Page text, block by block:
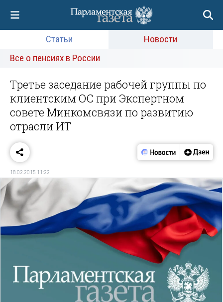
Статьи
Новости
Все о пенсиях в России
Третье заседание рабочей группы по
клиентским ОС при Экспертном
совете Минкомсвязи по развитию
отрасли ИТ
18.02.2015 11:22